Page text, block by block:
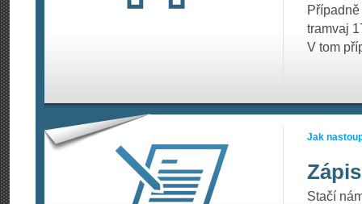
tramvaj
V tom
Jak
Zápis
Stačí